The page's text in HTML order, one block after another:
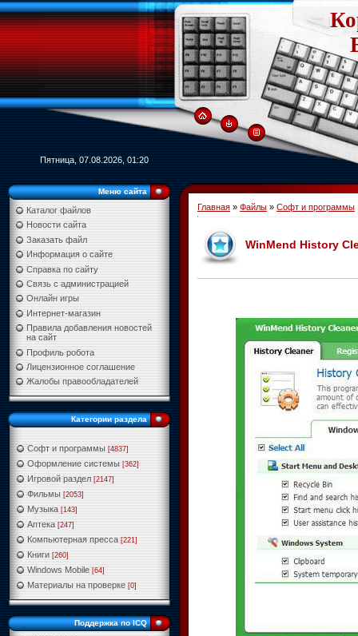
Пятница, 07.08.2026, 01:20
Меню сайта
Каталог файлов
Новости сайта
Заказать файл
Информация о сайте
Справка по сайту
Связь с администрацией
Онлайн игры
Интернет-магазин
Правила добавления новостей
на сайт
Профиль робота
Лицензионное соглашение
Жалобы правообладателей
Категории раздела
Софт и программы [4837]
Оформление системы [362]
Игровой раздел [2147]
Фильмы [2053]
Музыка [143]
Аптека [247]
Компьютерная пресса [221]
Книги [260]
Windows Mobile [64]
Материалы на проверке [0]
Поддержка по ICQ
Главная » Файлы » Софт и программы
WinMend History